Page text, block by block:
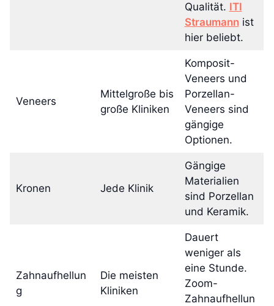
Qualität. ITI
Straumannist
hier beliebt.
Veneers
Mittelgroße bis
große Kliniken
Komposit-
Veneers und
Porzellan-
Veneers sind
gängige
Optionen.
Kronen Jede Klinik
Gängige
Materialien
sind Porzellan
und Keramik.
Zahnaufhellun
g
Die meisten
Kliniken
Dauert
weniger als
eine Stunde.
Zoom-
Zahnaufhellun